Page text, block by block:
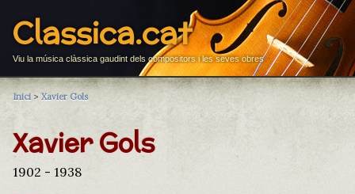
Classica.cat
Viu la música clàssica gaudint dels compositors i les seves obres
Inici > Xavier Gols
Xavier Gols
1902 - 1938